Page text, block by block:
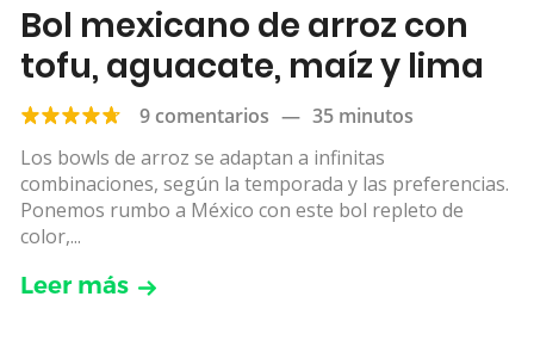
Bol mexicano de arroz con
tofu, aguacate, maíz y lima
9 comentarios — 35 minutos
Los bowls de arroz se adaptan a infinitas
combinaciones, según la temporada y las preferencias.
Ponemos rumbo a México con este bol repleto de
color,...
Leer más